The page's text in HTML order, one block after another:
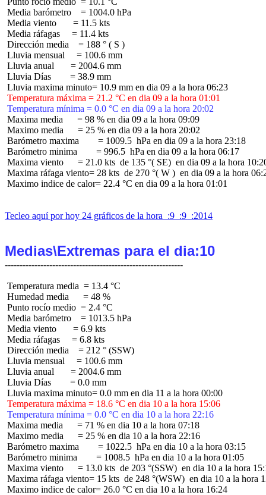
Media barómetro    = 1004.0 hPa
Media viento       = 11.5 kts
Media ráfagas     = 11.4 kts
Dirección media    = 188 ° ( S )
Lluvia mensual     = 100.6 mm
Lluvia anual       = 2004.6 mm
Lluvia Días        = 38.9 mm
Temperatura máxima = 21.2 °C en dia 09 a la hora 01:01
Temperatura mínima = 0.0 °C en dia 09 a la hora 20:02
Maxima media      = 98 % en dia 09 a la hora 09:09
Maximo media      = 25 % en dia 09 a la hora 20:02
Barómetro maxima        = 1009.5  hPa en dia 09 a la hora 23:18
Barómetro minima        = 996.5  hPa en dia 09 a la hora 06:17
Maxima viento      = 21.0 kts  de 135 °( SE)  en dia 09 a la hora
Maxima ráfaga viento= 28 kts  de 270 °( W )  en dia 09 a la hora
Maximo indice de calor= 22.4 °C en dia 09 a la hora 01:01
Tecleo aquí por hoy 24 gráficos de la hora  :9  :9  :2014
Medias\Extremas para el dia:10
Temperatura media  = 13.4 °C
Humedad media      = 48 %
Punto rocío medio  = 2.4 °C
Media barómetro    = 1013.5 hPa
Media viento       = 6.9 kts
Media ráfagas     = 6.8 kts
Dirección media    = 212 ° (SSW)
Lluvia mensual     = 100.6 mm
Lluvia anual       = 2004.6 mm
Lluvia Días        = 0.0 mm
Temperatura máxima = 18.6 °C en dia 10 a la hora 15:06
Temperatura mínima = 0.0 °C en dia 10 a la hora 22:16
Maxima media      = 71 % en dia 10 a la hora 07:18
Maximo media      = 25 % en dia 10 a la hora 22:16
Barómetro maxima        = 1022.5  hPa en dia 10 a la hora 03:15
Barómetro minima        = 1008.5  hPa en dia 10 a la hora 01:05
Maxima viento      = 13.0 kts  de 203 °(SSW)  en dia 10 a la hora
Maxima ráfaga viento= 15 kts  de 248 °(WSW)  en dia 10 a la hora
Maximo indice de calor= 26.0 °C en dia 10 a la hora 16:24